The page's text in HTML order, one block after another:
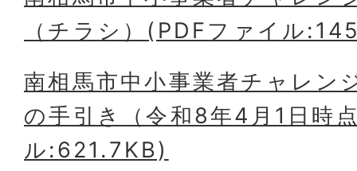
（チラシ）(PDFファイル
南相馬市中小事業者チャレン
の手引き（令和8年4月1日時
ル:621.7KB)